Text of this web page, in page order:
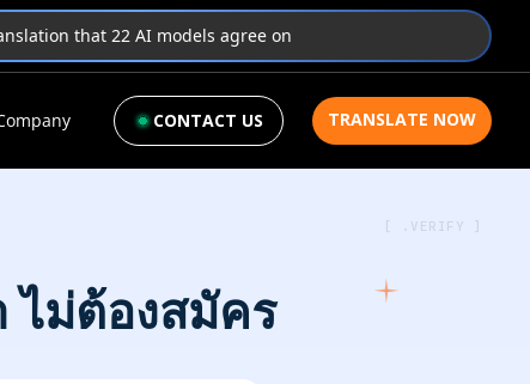
that 22 AI models agree on
CONTACT US TRANSLATE NOW
[ .VERIFY ]
ม่ต้องสมัคร